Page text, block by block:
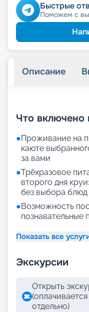
Быстрые
Поможем с
Описание
Что включено
●Проживание на
каюте
за вами
●Трёхразовое
второго дня
без выбора блюд
●Возможность
познавательные
Показать все
Экскурсии
Открыть
отдельно)